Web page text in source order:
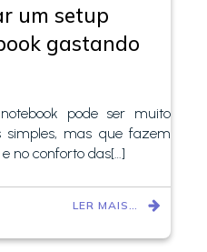
um setup
gastando
pode ser muito
simples, mas que fazem
no conforto das[…]
LER MAIS…